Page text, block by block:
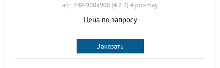
арт. IMP-900x900 (4.2.3) 4 pro-may
Цена по запросу
Заказать